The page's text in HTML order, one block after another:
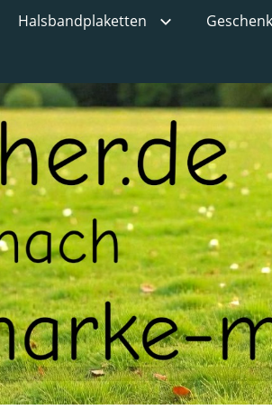
Halsbandplaketten